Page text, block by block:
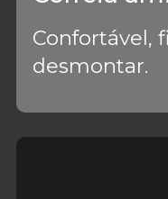
Confortável,
desmontar.